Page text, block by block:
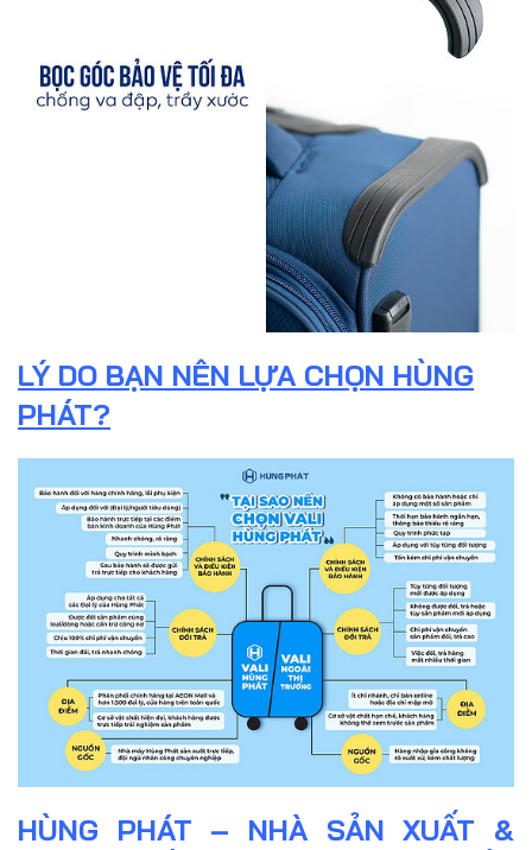
LÝ DO BẠN NÊN LỰA CHỌN HÙNG
PHÁT?
HÙNG PHÁT – NHÀ SẢN XUẤT &